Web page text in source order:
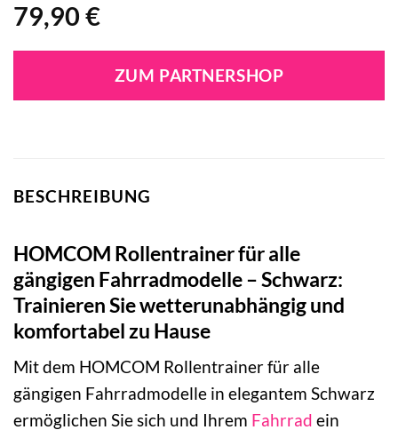
79,90 €
ZUM PARTNERSHOP
BESCHREIBUNG
HOMCOM Rollentrainer für alle
gängigen Fahrradmodelle – Schwarz:
Trainieren Sie wetterunabhängig und
komfortabel zu Hause
Mit dem HOMCOM Rollentrainer für alle
gängigen Fahrradmodelle in elegantem Schwarz
ermöglichen Sie sich und Ihrem Fahrrad ein